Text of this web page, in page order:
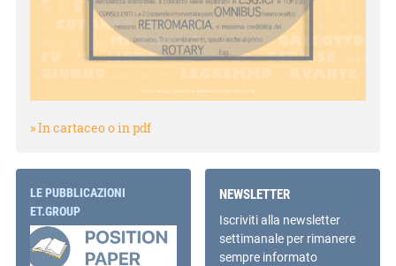
» In cartaceo o in pdf
LE PUBBLICAZIONI
ET.GROUP
NEWSLETTER
Iscriviti alla newsletter
settimanale per rimanere
sempre informato